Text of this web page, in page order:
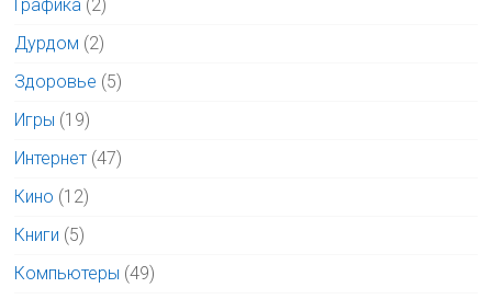
Графика (2)
Дурдом (2)
Здоровье (5)
Игры (19)
Интернет (47)
Кино (12)
Книги (5)
Компьютеры (49)